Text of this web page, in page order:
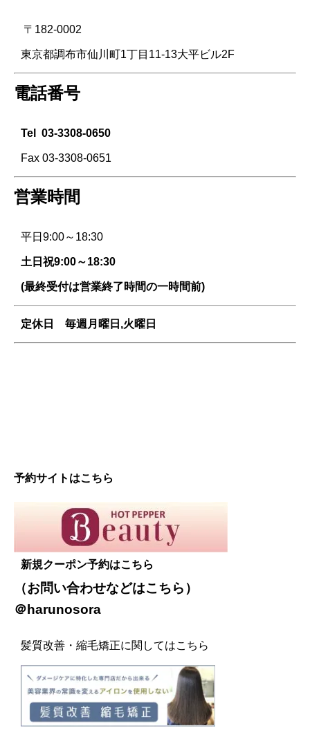
〒182-0002
東京都調布市仙川町1丁目11-13大平ビル2F
電話番号
Tel 03-3308-0650
Fax 03-3308-0651
営業時間
平日9:00～18:30
土日祝9:00～18:30
(最終受付は営業終了時間の一時間前)
定休日 毎週 月曜日,火曜日
予約サイトはこちら
新規クーポン予約はこちら
（お問い合わせなどはこちら ）
＠harunosora
髪質改善・縮毛矯正に関してはこちら